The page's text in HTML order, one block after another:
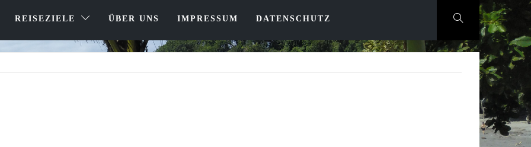
REISEZIELE ÜBER UNS IMPRESSUM DATENSCHUTZ